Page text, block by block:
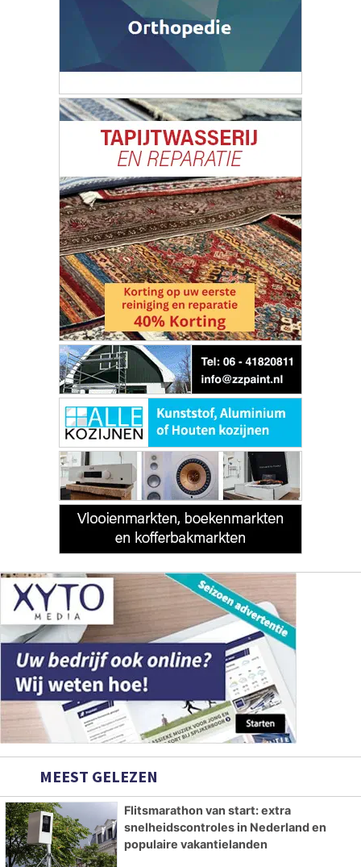
MEEST GELEZEN
Flitsmarathon van start: extra
snelheidscontroles in Nederland en
populaire vakantielanden